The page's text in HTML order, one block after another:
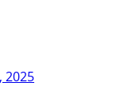
2025